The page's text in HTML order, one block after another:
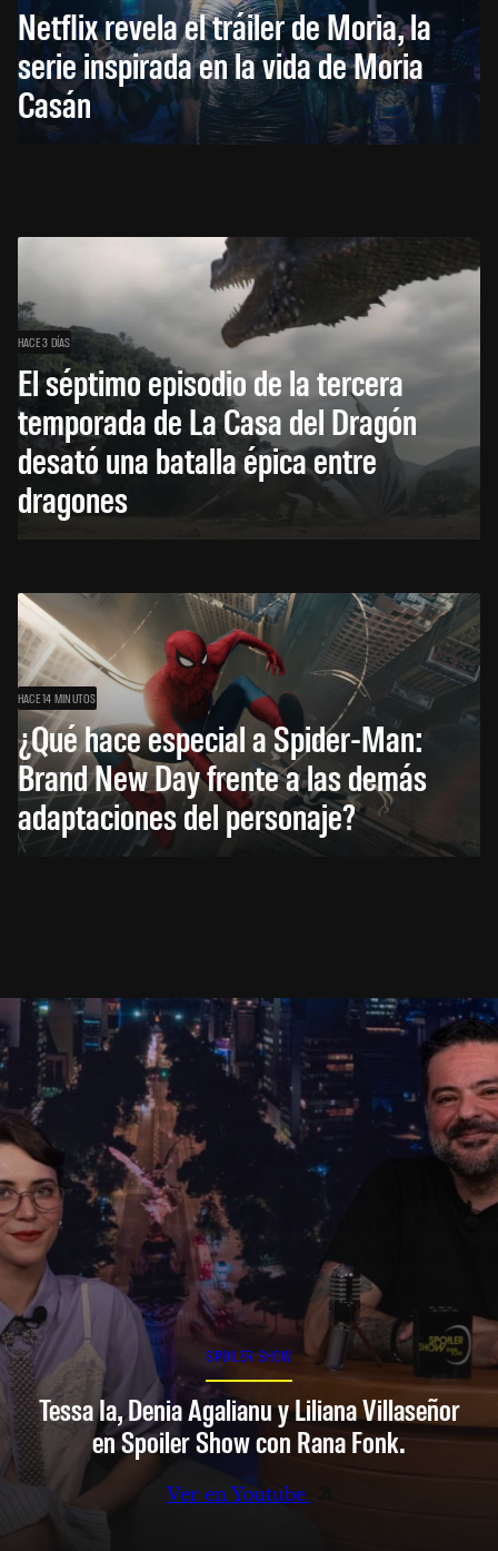
Netflix revela el tráiler de Moria, la
serie inspirada en la vida de Moria
Casán
HACE 3 DÍAS
El séptimo episodio de la tercera
temporada de La Casa del Dragón
desató una batalla épica entre
dragones
HACE 14 MINUTOS
¿Qué hace especial a Spider-Man:
Brand New Day frente a las demás
adaptaciones del personaje?
SPOILER SHOW
Tessa Ia, Denia Agalianu y Liliana Villaseñor
en Spoiler Show con Rana Fonk.
Ver en Youtube